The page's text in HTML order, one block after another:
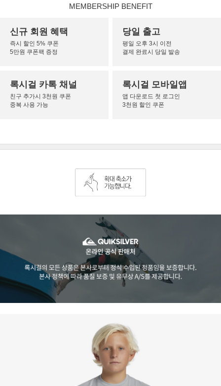
MEMBERSHIP BENEFIT
신규 회원 혜택
즉시 할인 5% 쿠폰
5만원 쿠폰팩 증정
당일 출고
평일 오후 3시 이전
결제 완료시 당일 발송
록시걸 카톡 채널
친구 추가시 3천원 쿠폰
중복 사용 가능
록시걸 모바일앱
앱 다운로드 첫 로그인
3천원 할인 쿠폰